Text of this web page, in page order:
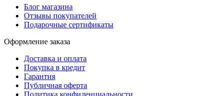
Блог магазина
Отзывы покупателей
Подарочные сертификаты
Оформление заказа
Доставка и оплата
Покупка в кредит
Гарантия
Публичная оферта
Политика конфиденциальности